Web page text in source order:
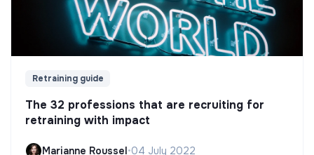
Retraining guide
The 32 professions that are recruiting for
retraining with impact
Marianne Roussel•04 July 2022